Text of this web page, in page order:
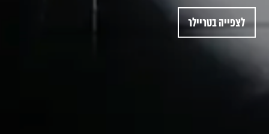
לצפייה בטריילר